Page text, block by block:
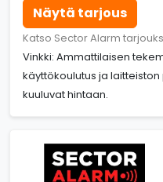
Näytä tarjous
Katso Sector Alarm
Vinkki: Ammattilaisen
käyttökoulutus ja
kuuluvat hintaan.